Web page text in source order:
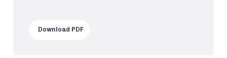
Download PDF